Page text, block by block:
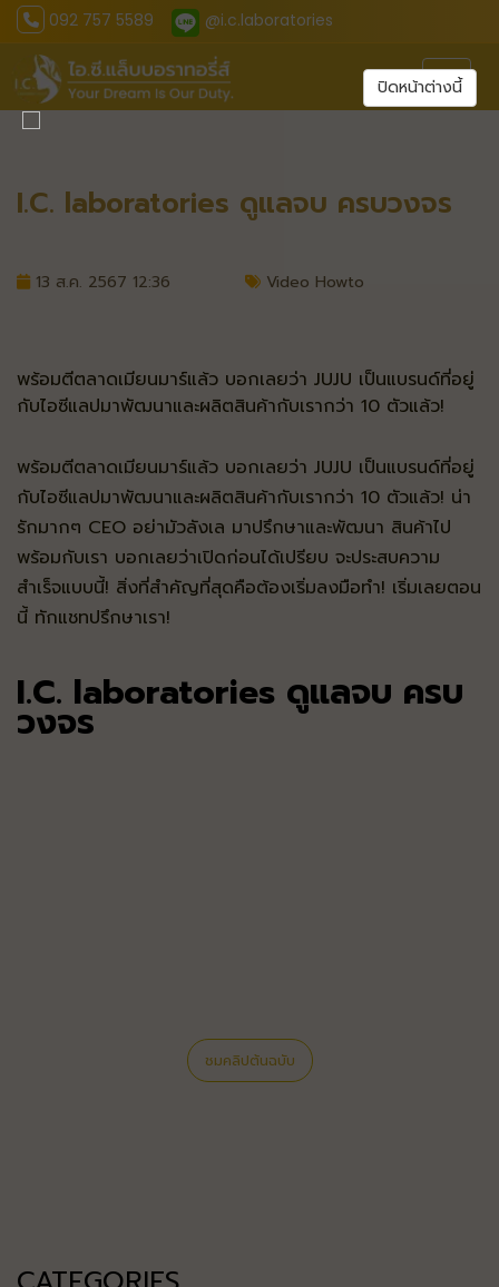
092 757 5589 @i.c.laboratories
I.C. laboratories ดูแลจบ ครบวงจร
13 ส.ค. 2567 12:36 Video Howto
พร้อมตีตลาดเมียนมาร์แล้ว บอกเลยว่า JUJU เป็นแบรนด์ที่อยู่
กับไอซีแลปมาพัฒนาและผลิตสินค้ากับเรากว่า 10 ตัวแล้ว!
พร้อมตีตลาดเมียนมาร์แล้ว บอกเลยว่า JUJU เป็นแบรนด์ที่อยู่
กับไอซีแลปมาพัฒนาและผลิตสินค้ากับเรากว่า 10 ตัวแล้ว! น่า
รักมากๆ CEO อย่ามัวลังเล มาปรึกษาและพัฒนา สินค้าไป
พร้อมกับเรา บอกเลยว่าเปิดก่อนได้เปรียบ จะประสบความ
สำเร็จแบบนี้! สิ่งที่สำคัญที่สุดคือต้องเริ่มลงมือทำ! เริ่มเลยตอน
นี้ ทักแชทปรึกษาเรา!
I.C. laboratories ดูแลจบ ครบ
วงจร
ชมคลิปต้นฉบับ
ปิดหน้าต่างนี้